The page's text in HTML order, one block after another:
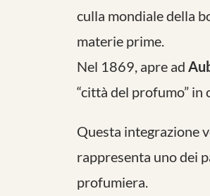
culla mondiale della
materie prime.
Nel 1869, apre ad
“città del profumo”
Questa integrazione
rappresenta uno dei
profumiera.